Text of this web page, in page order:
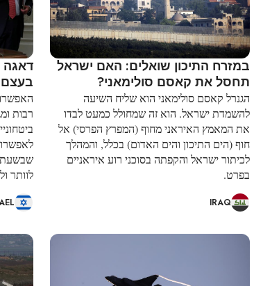
במזרח התיכון שואלים: האם ישראל
תחסל את קאסם סולימאני?
הגנרל קאסם סולימאני הוא שליח השיעה
להשמדת ישראל. הוא זה שמחולל כמעט לבדו
את המאמץ האיראני מחוף (המפרץ הפרסי) אל
חוף (הים התיכון והים האדום) בכלל, והמהלך
לכיתור ישראל והקפתה בסוכני רוע איראניים
בפרט.
IRAQ
רבות
שבשעת
לוותר